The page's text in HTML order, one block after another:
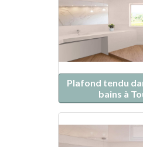
Plafond tendu
bains à